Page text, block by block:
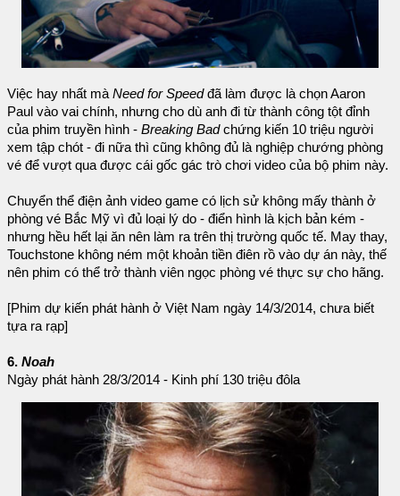
Việc hay nhất mà Need for Speedđã làm được là chọn Aaron
Paul vào vai chính, nhưng cho dù anh đi từ thành công tột đỉnh
của phim truyền hình - Breaking Badchứng kiến 10 triệu người
xem tập chót - đi nữa thì cũng không đủ là nghiệp chướng phòng
vé để vượt qua được cái gốc gác trò chơi video của bộ phim này.
Chuyển thể điện ảnh video game có lịch sử không mấy thành ở
phòng vé Bắc Mỹ vì đủ loại lý do - điển hình là kịch bản kém -
nhưng hều hết lại ăn nên làm ra trên thị trường quốc tế. May thay,
Touchstone không ném một khoản tiền điên rồ vào dự án này, thế
nên phim có thể trở thành viên ngọc phòng vé thực sự cho hãng.
[Phim dự kiến phát hành ở Việt Nam ngày 14/3/2014, chưa biết
tựa ra rạp]
6. Noah
Ngày phát hành 28/3/2014 - Kinh phí 130 triệu đôla